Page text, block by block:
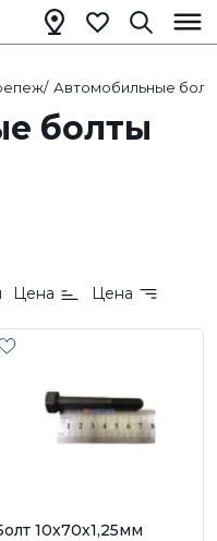
/ Автомобильные
болты
Цена Цена
10х70х1,25мм